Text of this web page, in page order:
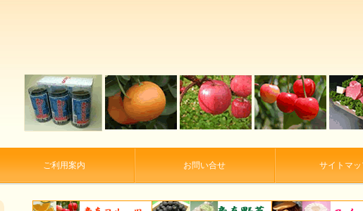
ご利用案内 お問い合せ サイトマッ